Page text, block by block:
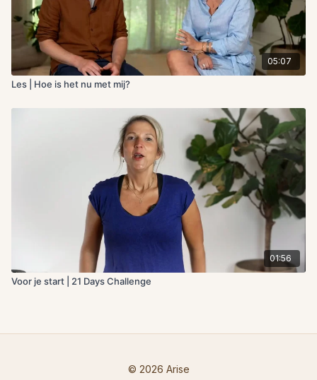
05:07
Les | Hoe is het nu met mij?
01:56
Voor je start | 21 Days Challenge
© 2026 Arise